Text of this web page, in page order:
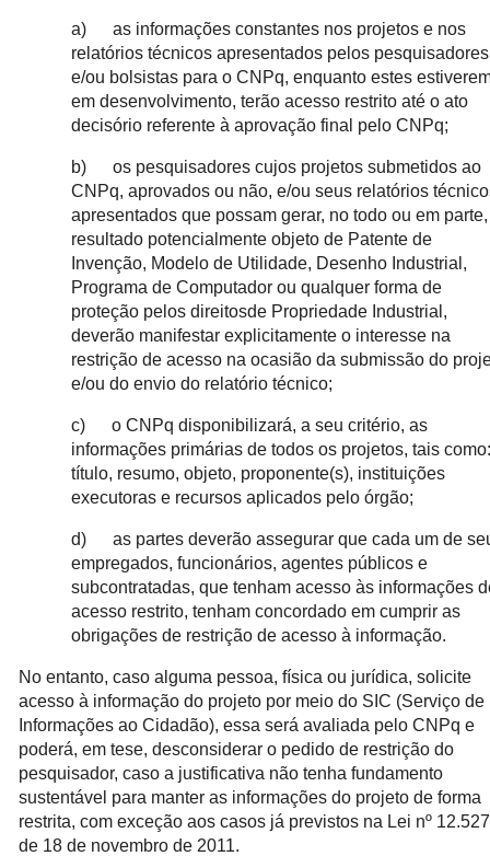
a) as informações constantes nos projetos e nos
relatórios técnicos apresentados pelos pesquisadores
e/ou bolsistas para o CNPq, enquanto estes
em desenvolvimento, terão acesso restrito até o ato
decisório referente à aprovação final pelo CNPq;
b) os pesquisadores cujos projetos submetidos ao
CNPq, aprovados ou não, e/ou seus relatórios
apresentados que possam gerar, no todo ou em parte,
resultado potencialmente objeto de Patente de
Invenção, Modelo de Utilidade, Desenho Industrial,
Programa de Computador ou qualquer forma de
proteção pelos direitosde Propriedade Industrial,
deverão manifestar explicitamente o interesse na
restrição de acesso na ocasião da submissão do
e/ou do envio do relatório técnico;
c) o CNPq disponibilizará, a seu critério, as
informações primárias de todos os projetos, tais como:
título, resumo, objeto, proponente(s), instituições
executoras e recursos aplicados pelo órgão;
d) as partes deverão assegurar que cada um de
empregados, funcionários, agentes públicos e
subcontratadas, que tenham acesso às informações
acesso restrito, tenham concordado em cumprir as
obrigações de restrição de acesso à informação.
No entanto, caso alguma pessoa, física ou jurídica, solicite
acesso à informação do projeto por meio do SIC (Serviço de
Informações ao Cidadão), essa será avaliada pelo CNPq e
poderá, em tese, desconsiderar o pedido de restrição do
pesquisador, caso a justificativa não tenha fundamento
sustentável para manter as informações do projeto de forma
restrita, com exceção aos casos já previstos na Lei nº
de 18 de novembro de 2011.